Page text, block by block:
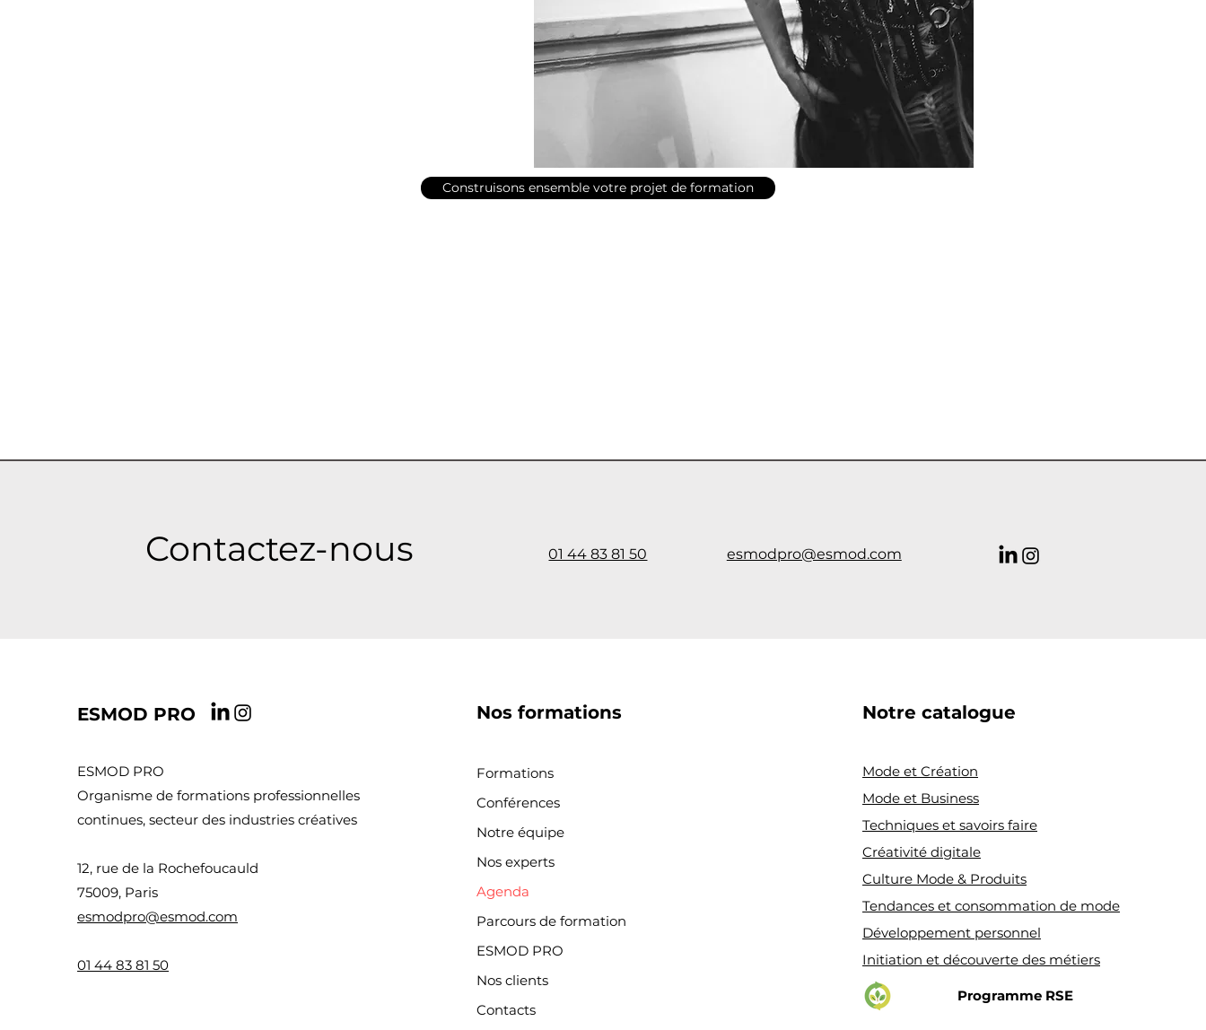
Construisons ensemble votre projet de formation
Contactez-nous 01 44 83 81 50 esmodpro@esmod.com
ESMOD PRO
ESMOD PRO
Organisme de formations professionnelles
continues, secteur des industries créatives
12, rue de la Rochefoucauld
75009, Paris
esmodpro@esmod.com
01 44 83 81 50
Nos formations
Formations
Conférences
Notre équipe
Nos experts
Agenda
Parcours de formation
ESMOD PRO
Nos clients
Contacts
Notre catalogue
Mode et Création
Mode et Business
Techniques et savoirs faire
Créativité digitale
Culture Mode & Produits
Tendances et consommation de mode
Développement personnel
Initiation et découverte des métiers
Programme RSE